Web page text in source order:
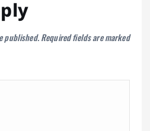
published.Required fields are marked